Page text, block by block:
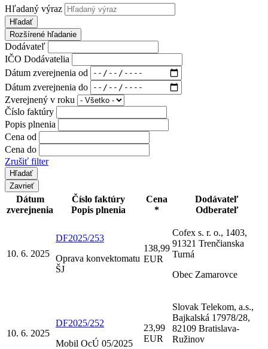
Hľadaný výraz
Hľadať
Rozšírené hľadanie
Dodávateľ
IČO Dodávatelia
Dátum zverejnenia od
Dátum zverejnenia do
Zverejnený v roku
Číslo faktúry
Popis plnenia
Cena od
Cena do
Zrušiť filter
Zavrieť
Dátum
zverejnenia
Číslo faktúry
Popis plnenia
Cena
*
Dodávateľ
Odberateľ
10. 6. 2025
DF2025/253
Oprava konvektomatu
ŠJ
138,99
EUR
Cofex s. r. o., 1403,
91321 Trenčianska
Turná
Obec Zamarovce
10. 6. 2025
DF2025/252
Mobil OcÚ 05/2025
23,99
EUR
Slovak Telekom, a.s.,
Bajkalská 17978/28,
82109 Bratislava-
Ružinov